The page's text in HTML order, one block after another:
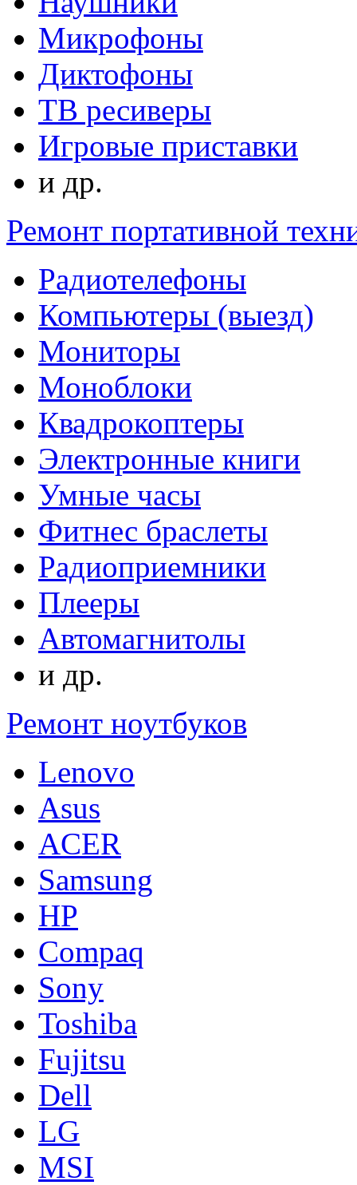
Микрофоны
Диктофоны
ТВ ресиверы
Игровые приставки
и др.
Ремонт портативной
Радиотелефоны
Компьютеры (выезд)
Мониторы
Моноблоки
Квадрокоптеры
Электронные книги
Умные часы
Фитнес браслеты
Радиоприемники
Плееры
Автомагнитолы
и др.
Ремонт ноутбуков
Lenovo
Asus
ACER
Samsung
HP
Compaq
Sony
Toshiba
Fujitsu
Dell
LG
MSI